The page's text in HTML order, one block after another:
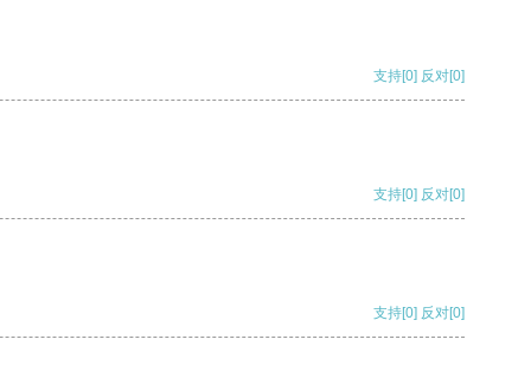
支持[0] 反对[0]
支持[0] 反对[0]
支持[0] 反对[0]